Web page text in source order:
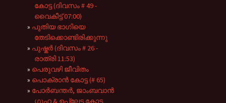
കോട്ട (ദിവസം # 49 -
വൈകീട്ട് 07:00)
പുതിയ ഭാഗിയെ
തേടിക്കൊണ്ടിരിക്കുന്നു
പുഷ്കർ (ദിവസം # 26 -
രാത്രി 11:53)
പെരുവഴി ജീവിതം
പൊക്രാൻ കോട്ട (# 65)
പോർബന്തർ, ജാംബവാൻ
ഗുഹ & ഉപ്ലേട്ട കോട്ട